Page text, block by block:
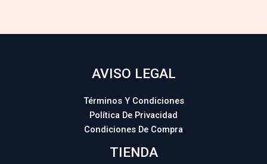
AVISO LEGAL
Términos Y Condiciones
Política De Privacidad
Condiciones De Compra
TIENDA